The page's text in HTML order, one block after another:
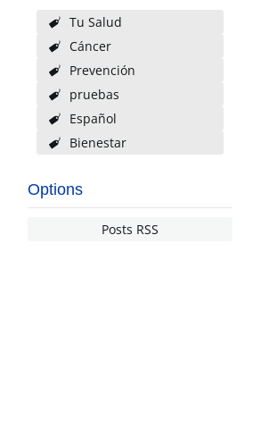
Tu Salud
Cáncer
Prevención
pruebas
Español
Bienestar
Options
Posts RSS